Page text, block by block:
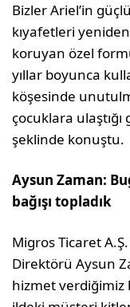
Bizler Ariel’in
kıyafetleri
koruyan özel
yıllar boyunca
köşesinde
çocuklara ulaştığı
şeklinde konuştu.
Aysun Zaman:
bağışı topladık
Migros Ticaret
Direktörü Aysun
hizmet verdiğimiz